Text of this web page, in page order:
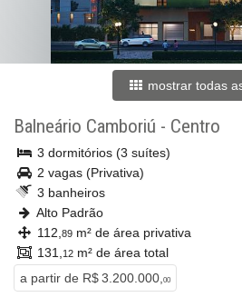
mostrar todas
Balneário Camboriú - Centro
3 dormitórios (3 suítes)
2 vagas (Privativa)
3 banheiros
Alto Padrão
112, 89 m² de área privativa
131,
12 m² de área total
a partir de R$ 3.200.000, 00